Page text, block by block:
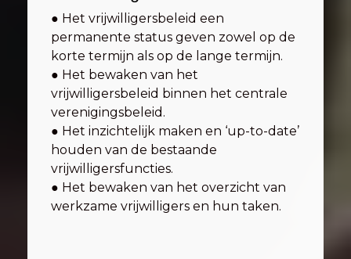
● Het vrijwilligersbeleid een
permanente status geven zowel op de
korte termijn als op de lange termijn.
● Het bewaken van het
vrijwilligersbeleid binnen het centrale
verenigingsbeleid.
● Het inzichtelijk maken en ‘up-to-date’
houden van de bestaande
vrijwilligersfuncties.
● Het bewaken van het overzicht van
werkzame vrijwilligers en hun taken.